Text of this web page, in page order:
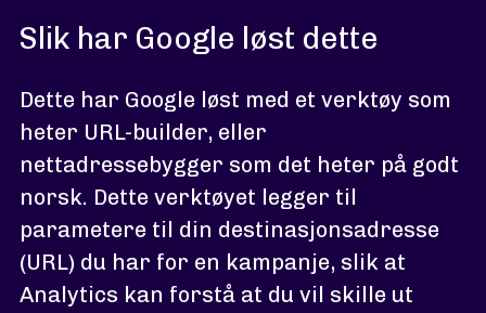
Slik har Google løst dette
Dette har Google løst med et verktøy som
heter URL-builder, eller
nettadressebygger som det heter på godt
norsk. Dette verktøyet legger til
parametere til din destinasjonsadresse
(URL) du har for en kampanje, slik at
Analytics kan forstå at du vil skille ut